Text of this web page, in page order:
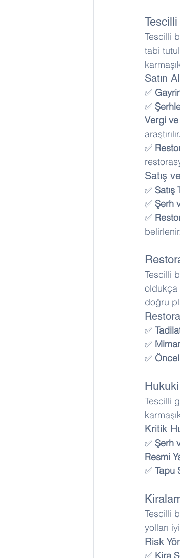
Tescilli
tabi
Satın
✅
✅
Vergi
araştırılır.
✅
Satış
✅ Satış
✅ Şerh
✅
Tescilli
oldukça
doğru
✅
✅
✅
Tescilli
Kritik
✅ Şerh
Resmi
✅ Tapu
Tescilli
yolları
Risk